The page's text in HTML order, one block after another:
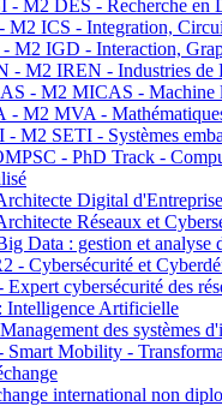
- M2 DES - Recherche en
M2 ICS - Integration,
M2 IGD - Interaction,
- M2 IREN - Industries de
- M2 MICAS - Machine
- M2 MVA -
M2 SETI - Systèmes
- PhD Track -
Digital d'Entreprise
Réseaux et
Data : gestion et analyse
- Cybersécurité et
cybersécurité des
Artificielle
des systèmes
Smart Mobility -
international non